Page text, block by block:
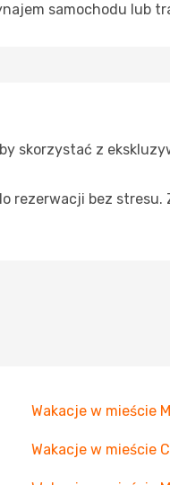
samochodu lub
skorzystać z
rezerwacji bez stresu.
Wakacje w mieście
Wakacje w mieście